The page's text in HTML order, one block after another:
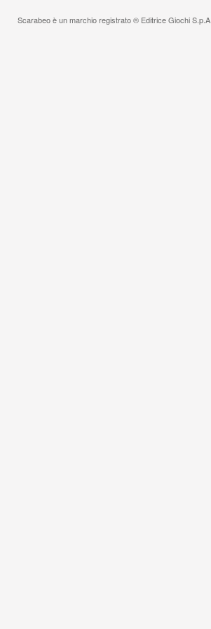
Scarabeo è un marchio registrato ® Editrice Giochi S.p.A.